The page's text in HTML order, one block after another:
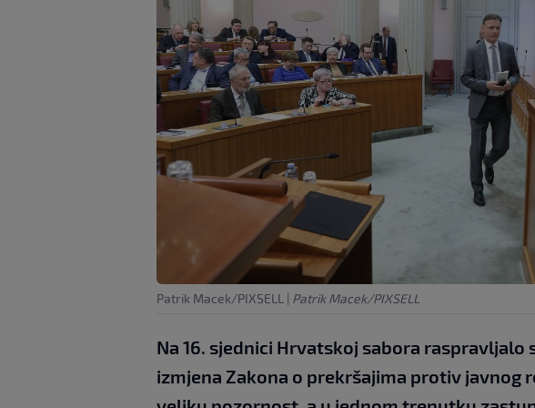
Patrik Macek/PIXSELL | Patrik Macek/PIXSELL
Na 16. sjednici Hrvatskoj sabora raspravljalo
izmjena Zakona o prekršajima protiv javnog